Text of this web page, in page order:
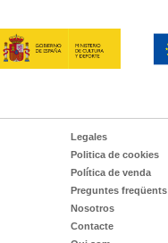
Legales
Politica de cookies
Política de venda
Preguntes freqüents
Nosotros
Contacte